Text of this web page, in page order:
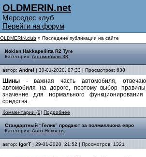
OLDMERIN.net
Мерседес клуб
Перейти на форум
OLDMERIN.club » Последние публикации на сайте
Nokian Hakkapeliitta R2 Tyre
Категория: Автомобили 38
автор: Andrei | 30-01-2020, 07:33 | Просмотров: 638
Шины - важная часть автомобиля,
автомобиля на дороге, поэтому выбор
значение для нормального функционирования
средства.
Комментарии (0) Подробнее
Стандартный “Гелик” продают за полмиллиона евро
Категория: Авто Новости
автор: IgorT | 29-01-2020, 21:52 | Просмотров: 1321